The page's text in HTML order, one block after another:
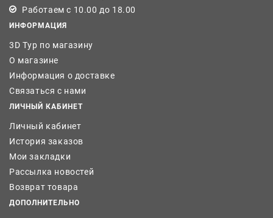
Работаем с 10.00 до 18.00
ИНФОРМАЦИЯ
3D Тур по магазину
О магазине
Информация о доставке
Связаться с нами
ЛИЧНЫЙ КАБИНЕТ
Личный кабинет
История заказов
Мои закладки
Рассылка новостей
Возврат товара
ДОПОЛНИТЕЛЬНО